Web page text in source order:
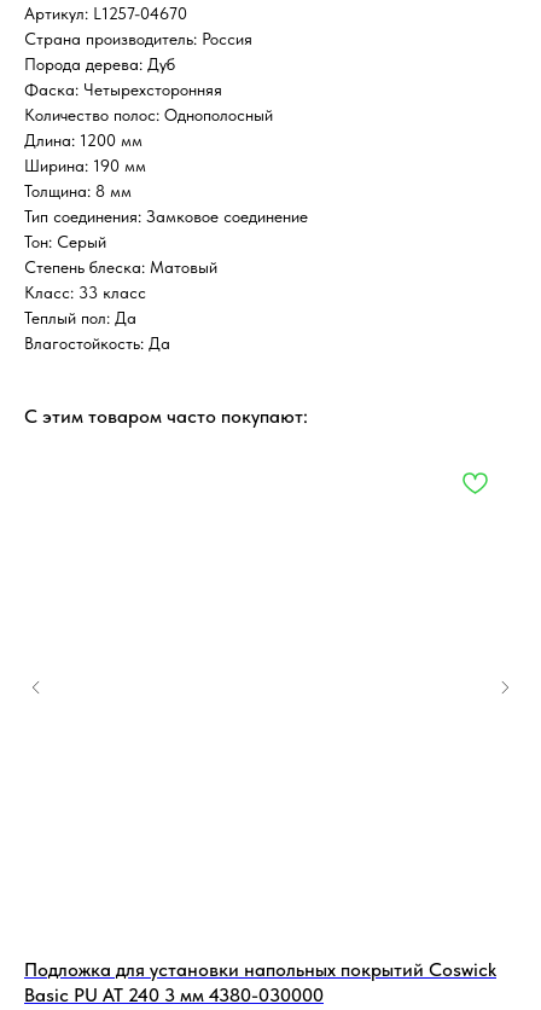
Артикул: L1257-04670
Страна производитель: Россия
Порода дерева: Дуб
Фаска: Четырехсторонняя
Количество полос: Однополосный
Длина: 1200 мм
Ширина: 190 мм
Толщина: 8 мм
Тип соединения: Замковое соединение
Тон: Серый
Степень блеска: Матовый
Класс: 33 класс
Теплый пол: Да
Влагостойкость: Да
С этим товаром часто покупают:
Подложка для установки напольных покрытий Coswick
Basic PU AT 240 3 мм 4380-030000